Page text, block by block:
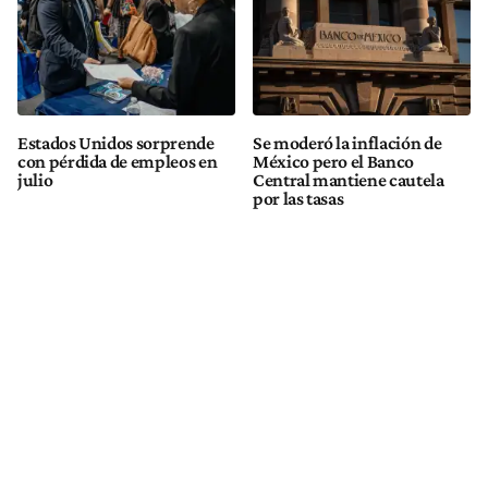
Estados Unidos sorprende
con pérdida de empleos en
julio
Se moderó la inflación de
México pero el Banco
Central mantiene cautela
por las tasas